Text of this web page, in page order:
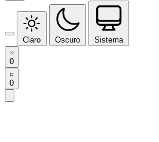
Claro Oscuro Sistema
0
0